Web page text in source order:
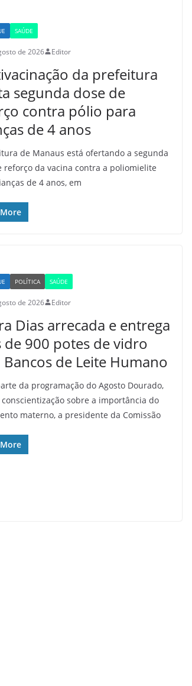
SAÚDE
de 2026 Editor
da prefeitura
segunda dose de
contra pólio para
de 4 anos
de Manaus está ofertando a segunda
reforço da vacina contra a poliomielite
de 4 anos, em
POLÍTICA SAÚDE
de 2026 Editor
Dias arrecada e entrega
de 900 potes de vidro
Bancos de Leite Humano
da programação do Agosto Dourado,
conscientização sobre a importância do
materno, a presidente da Comissão